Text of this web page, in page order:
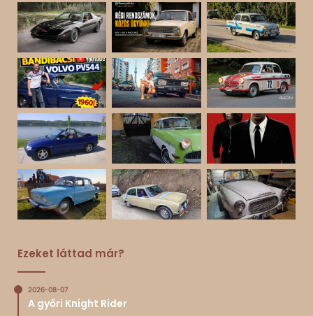
Ezeket láttad már?
2026-08-07
A győri Knight Rider